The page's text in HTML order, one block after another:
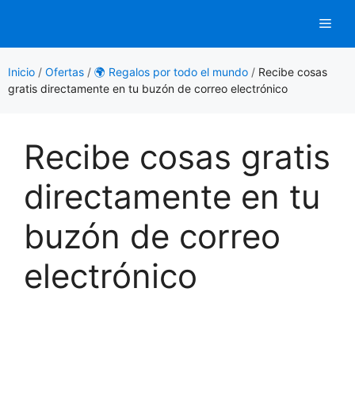
contenido
Inicio / Ofertas / 🌍 Regalos por todo el mundo / Recibe cosas
gratis directamente en tu buzón de correo electrónico
Recibe cosas gratis
directamente en tu
buzón de correo
electrónico